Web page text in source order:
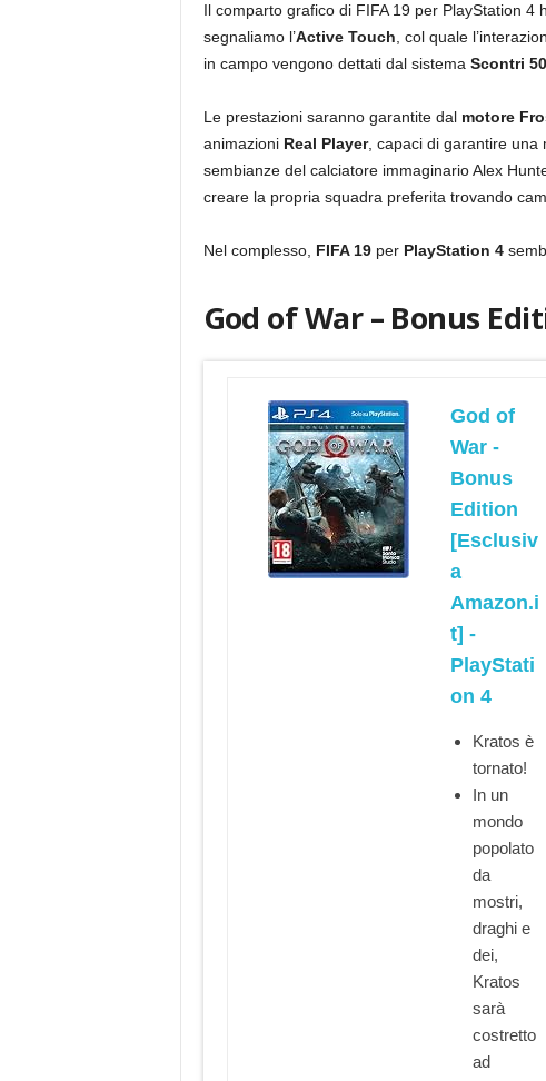
Il comparto grafico di FIFA 19 per PlayStation 4
segnaliamo l’Active Touch , col quale
in campo vengono dettati dal sistema Scontri
Le prestazioni saranno garantite dal motore
animazioni Real Player, capaci di garantire una
sembianze del calciatore immaginario Alex
creare la propria squadra preferita trovando
Nel complesso, FIFA 19per PlayStation 4
God of War – Bonus
God of
War -
Bonus
Edition
[Esclusiv
a
Amazon.i
t] -
PlayStati
on 4
Kratos è
tornato!
In un
mondo
popolato
da
mostri,
draghi e
dei,
Kratos
sarà
costretto
ad